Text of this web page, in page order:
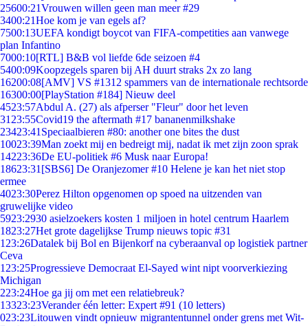
25600:21Vrouwen willen geen man meer #29
3400:21Hoe kom je van egels af?
7500:13UEFA kondigt boycot van FIFA-competities aan vanwege
plan Infantino
7000:10[RTL] B&B vol liefde 6de seizoen #4
5400:09Koopzegels sparen bij AH duurt straks 2x zo lang
16200:08[AMV] VS #1312 spammers van de internationale rechtsorde
16300:00[PlayStation #184] Nieuw deel
4523:57Abdul A. (27) als afperser "Fleur" door het leven
31 23:55Covid19 the aftermath #17 bananenmilkshake
23423:41 Speciaalbieren #80: another one bites the dust
10023:39Man zoekt mij en bedreigt mij, nadat ik met zijn zoon sprak
14223:36De EU-politiek #6 Musk naar Europa!
18623:31 [SBS6] De Oranjezomer #10 Helene je kan het niet stop
ermee
4023:30Perez Hilton opgenomen op spoed na uitzenden van
gruwelijke video
5923:2930 asielzoekers kosten 1 miljoen in hotel centrum Haarlem
1823:27Het grote dagelijkse Trump nieuws topic #31
1 23:26Datalek bij Bol en Bijenkorf na cyberaanval op logistiek partner
Ceva
1 23:25Progressieve Democraat El-Sayed wint nipt voorverkiezing
Michigan
223:24Hoe ga jij om met een relatiebreuk?
13323:23Verander één letter: Expert #91 (10 letters)
023:23Litouwen vindt opnieuw migrantentunnel onder grens met Wit-